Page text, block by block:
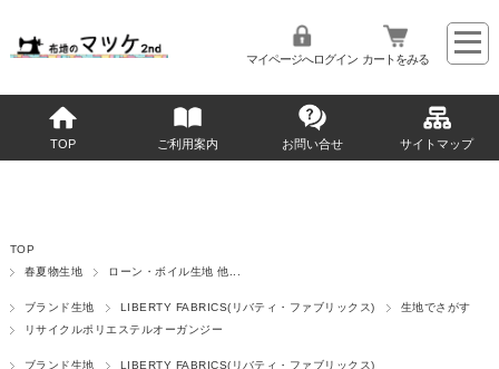
マイページへログイン カートをみる
TOP ご利用案内 お問い合せ サイトマップ
TOP
春夏物生地
ローン・ボイル生地 他...
ブランド生地 LIBERTY FABRICS(リバティ・ファブリックス)
生地でさがす
リサイクルポリエステルオーガンジー
ブランド生地
LIBERTY FABRICS(リバティ・ファブリックス)